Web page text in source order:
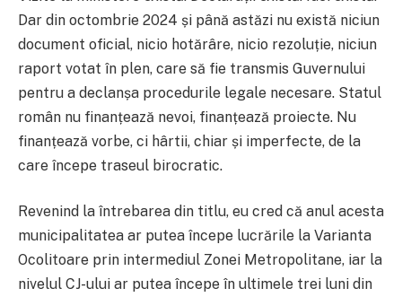
Dar din octombrie 2024 și până astăzi nu există niciun
document oficial, nicio hotărâre, nicio rezoluție, niciun
raport votat în plen, care să fie transmis Guvernului
pentru a declanșa procedurile legale necesare. Statul
român nu finanțează nevoi, finanțează proiecte. Nu
finanțează vorbe, ci hârtii, chiar și imperfecte, de la
care începe traseul birocratic.
Revenind la întrebarea din titlu, eu cred că anul acesta
municipalitatea ar putea începe lucrările la Varianta
Ocolitoare prin intermediul Zonei Metropolitane, iar la
nivelul CJ-ului ar putea începe în ultimele trei luni din